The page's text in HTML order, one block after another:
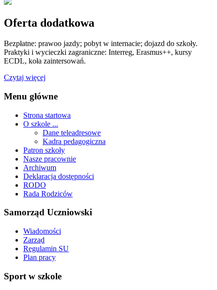
Oferta dodatkowa
Bezpłatne: prawoo jazdy; pobyt w internacie; dojazd do szkoły.
Praktyki i wycieczki zagraniczne: Interreg, Erasmus++, kursy
ECDL, koła zaintersowań.
Czytaj więcej
Menu główne
Strona startowa
O szkole ...
Dane teleadresowe
Kadra pedagogiczna
Patron szkoły
Nasze pracownie
Archiwum
Deklaracja dostępności
RODO
Rada Rodziców
Samorząd Uczniowski
Wiadomości
Zarząd
Regulamin SU
Plan pracy
Sport w szkole